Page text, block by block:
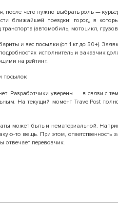
после чего нужно выбрать роль —
ближайшей поездки: город, в
(автомобиль, мотоцикл,
и вес посылки (от 1 кг до 50+).
исполнитель и заказчик
на рейтинг.
Разработчики уверены — в связи с
На текущий момент TravelPost
может быть и нематериальной.
то вещь. При этом,
отвечает перевозчик.